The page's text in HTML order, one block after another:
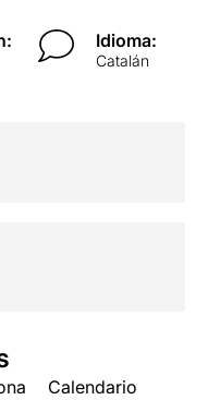
Idioma:
Catalán
Calendario